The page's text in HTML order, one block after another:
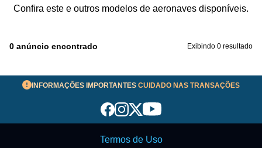
Confira este e outros modelos de aeronaves disponíveis.
0 anúncio encontrado Exibindo 0 resultado
INFORMAÇÕES IMPORTANTES CUIDADO NAS TRANSAÇÕES
Termos de Uso